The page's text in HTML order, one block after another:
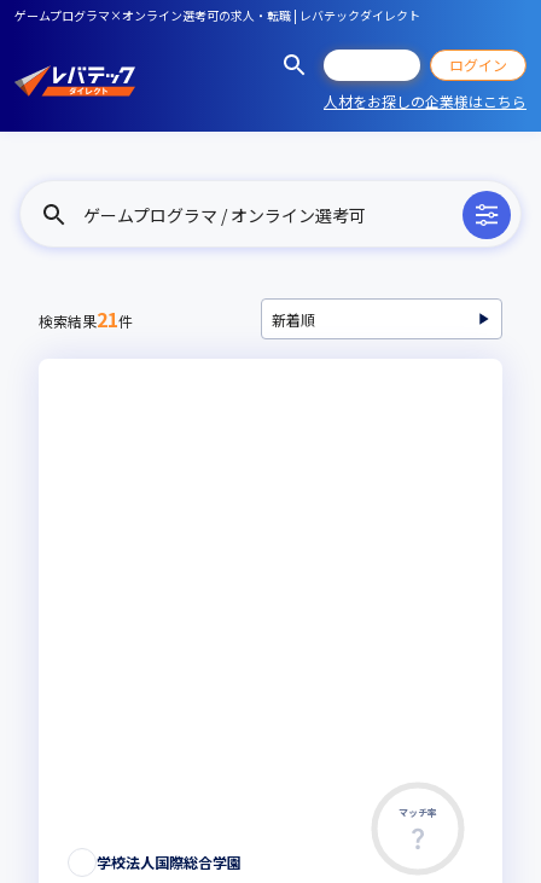
ゲームプログラマ×オンライン選考可の求人・転職 | レバテックダイレクト
ログイン
人材をお探しの企業様はこちら
ゲームプログラマ / オンライン選考可
検索結果21件
マッチ率
学校法人国際総合学園